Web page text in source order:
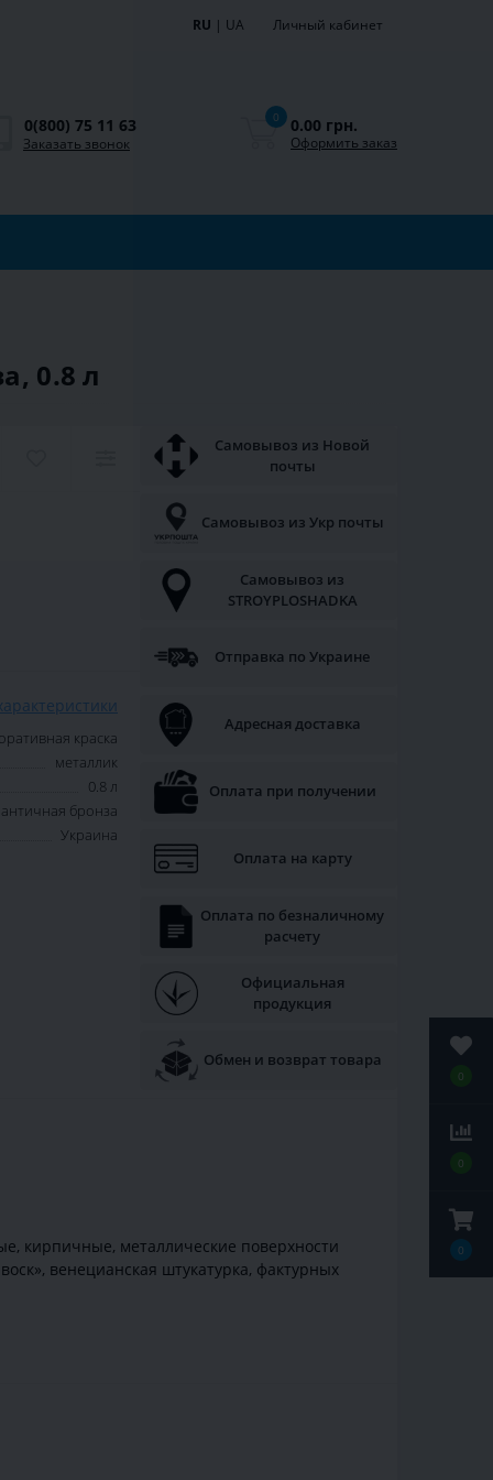
0
0
0
RU | UA Личный кабинет
0(800) 75 11 63
Заказать звонок
0 0.00 грн.
Оформить заказ
0.8 л
краска
металлик
0.8 л
античная бронза
Украина
Самовывоз из Новой
почты
Самовывоз из Укр почты
Самовывоз из
STROYPLOSHADKA
Отправка по Украине
Адресная доставка
Оплата при получении
Оплата на карту
Оплата по безналичному
расчету
Официальная
продукция
Обмен и возврат товара
кирпичные, металлические поверхности
венецианская штукатурка, фактурных